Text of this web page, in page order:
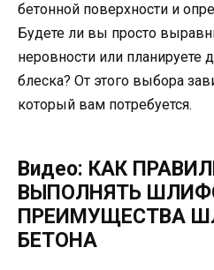
бетонной поверхности и
Будете ли вы просто
неровности или планируете
блеска? От этого выбора
который вам потребуется.
Видео: КАК
ВЫПОЛНЯТЬ
ПРЕИМУЩЕСТВА
БЕТОНА